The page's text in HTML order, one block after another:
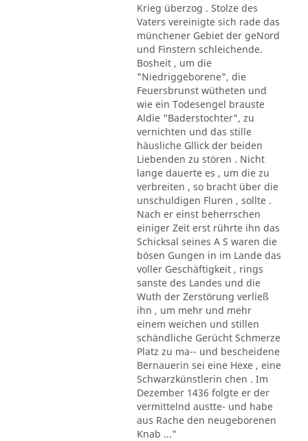
Krieg überzog . Stolze des
Vaters vereinigte sich rade das
münchener Gebiet der geNord
und Finstern schleichende.
Bosheit , um die
"Niedriggeborene", die
Feuersbrunst wütheten und
wie ein Todesengel brauste
Aldie "Baderstochter", zu
vernichten und das stille
häusliche Gllick der beiden
Liebenden zu stören . Nicht
lange dauerte es , um die zu
verbreiten , so bracht über die
unschuldigen Fluren , sollte .
Nach er einst beherrschen
einiger Zeit erst rührte ihn das
Schicksal seines A S waren die
bösen Gungen in im Lande das
voller Geschäftigkeit , rings
sanste des Landes und die
Wuth der Zerstörung verließ
ihn , um mehr und mehr
einem weichen und stillen
schändliche Gerücht Schmerze
Platz zu ma-- und bescheidene
Bernauerin sei eine Hexe , eine
Schwarzkünstlerin chen . Im
Dezember 1436 folgte er der
vermittelnd austte- und habe
aus Rache den neugeborenen
Knab ..."